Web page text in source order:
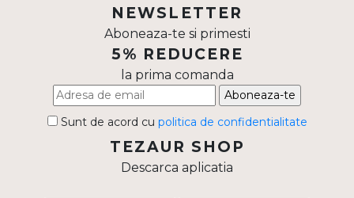
NEWSLETTER
Aboneaza-te si primesti
5% REDUCERE
la prima comanda
Aboneaza-te
Sunt de acord cu politica de confidentialitate
TEZAUR SHOP
Descarca aplicatia